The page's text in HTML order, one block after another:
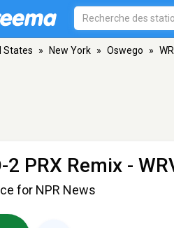
States » New York » Oswego »
2 PRX Remix -
for NPR News